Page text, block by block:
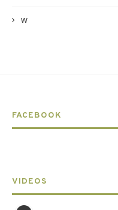
w
FACEBOOK
VIDEOS